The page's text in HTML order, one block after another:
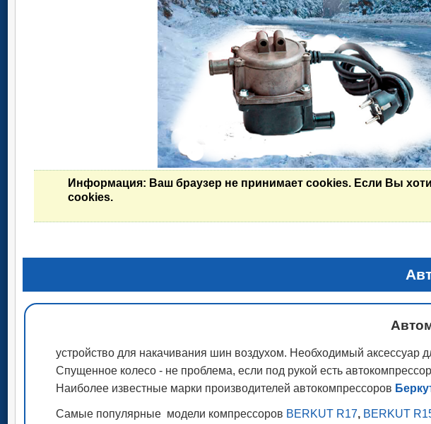
Информация: Ваш браузер не принимает cookies. Если Вы
cookies.
устройство для накачивания шин воздухом. Необходимый аксессуар
Спущенное колесо - не проблема, если под рукой есть
Наиболее известные марки производителей автокомпрессоров
Самые популярные модели компрессоров BERKUT R17, BERKUT